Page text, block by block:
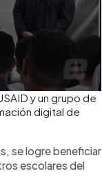
y un grupo de
digital de
se logre beneficiar
escolares del